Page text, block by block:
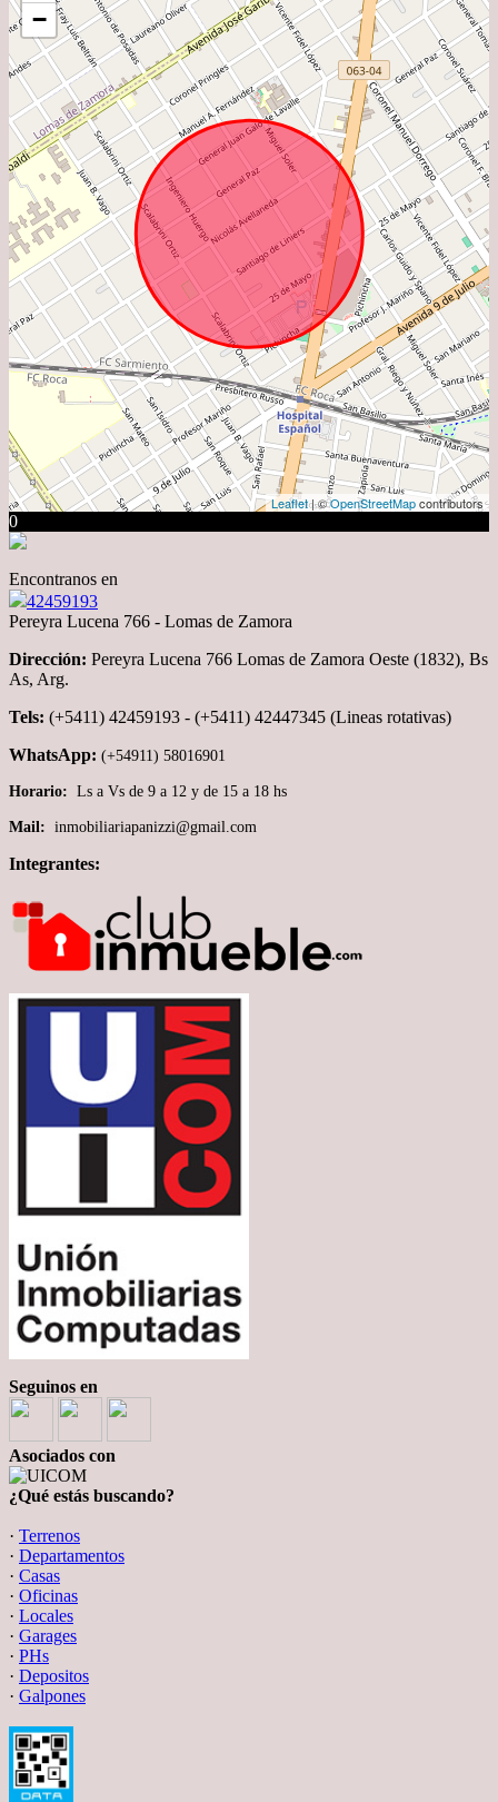
−
Leaflet| ©OpenStreetMapcontributors
0
Encontranos en
42459193
Pereyra Lucena 766 - Lomas de Zamora
Dirección: Pereyra Lucena 766 Lomas de Zamora Oeste (1832), Bs
As, Arg.
Tels: (+5411) 42459193 - (+5411) 42447345 (Lineas rotativas)
WhatsApp: (+54911) 58016901
Horario: Ls a Vs de 9 a 12 y de 15 a 18 hs
Mail: inmobiliariapanizzi@gmail.com
Integrantes:
Seguinos en
Asociados con
¿Qué estás buscando?
· Terrenos
· Departamentos
· Casas
· Oficinas
· Locales
· Garages
· PHs
· Depositos
· Galpones